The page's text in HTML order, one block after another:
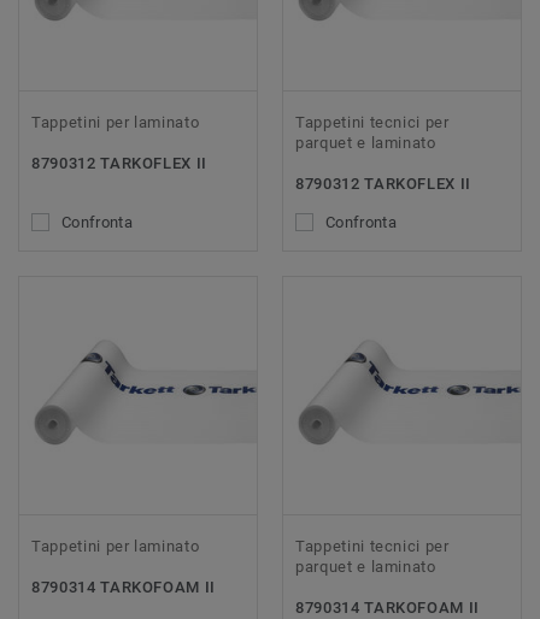
Tappetini per laminato
8790312 TARKOFLEX II
Confronta
Tappetini tecnici per
parquet e laminato
8790312 TARKOFLEX II
Confronta
Tappetini per laminato
8790314 TARKOFOAM II
Tappetini tecnici per
parquet e laminato
8790314 TARKOFOAM II